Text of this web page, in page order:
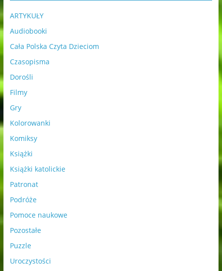
ARTYKUŁY
Audiobooki
Cała Polska Czyta Dzieciom
Czasopisma
Dorośli
Filmy
Gry
Kolorowanki
Komiksy
Książki
Książki katolickie
Patronat
Podróże
Pomoce naukowe
Pozostałe
Puzzle
Uroczystości